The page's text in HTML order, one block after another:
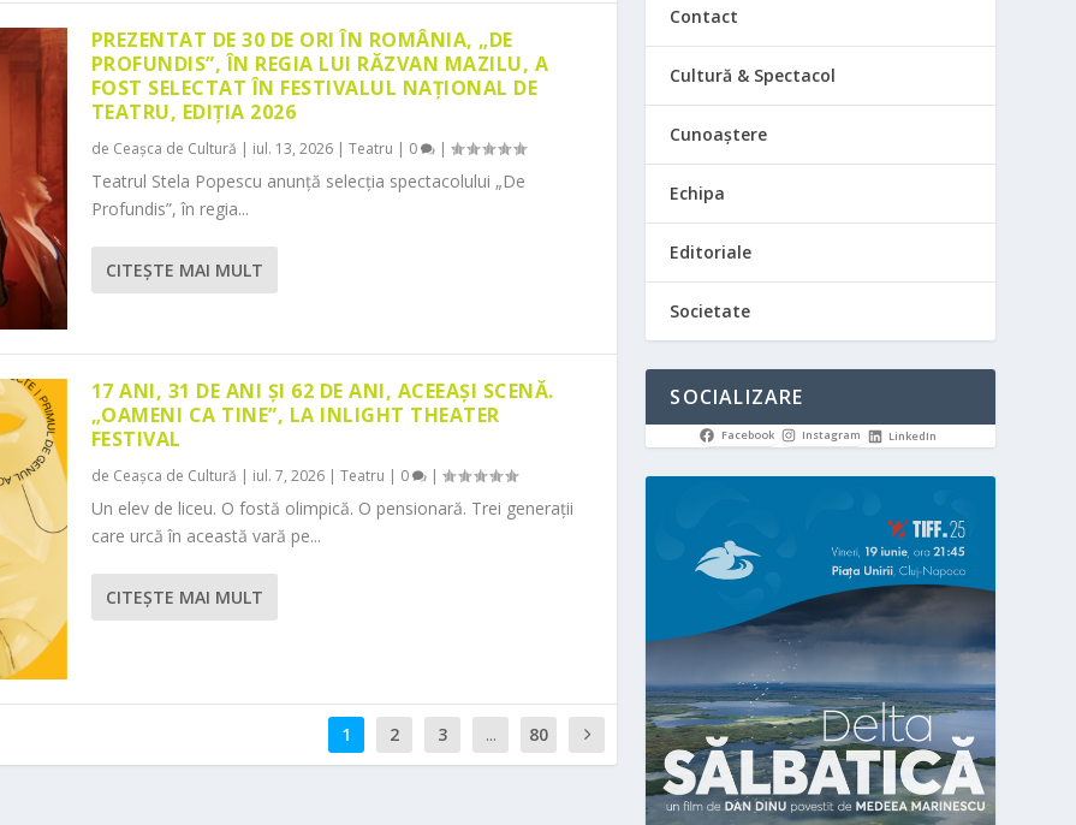
PREZENTAT DE 30 DE ORI ÎN ROMÂNIA, „DE
PROFUNDIS”, ÎN REGIA LUI RĂZVAN MAZILU, A
FOST SELECTAT ÎN FESTIVALUL NAȚIONAL DE
TEATRU, EDIȚIA 2026
de Ceașca de Cultură | iul. 13, 2026| Teatru | 0 |
Teatrul Stela Popescu anunță selecția spectacolului „De
Profundis”, în regia...
CITEŞTE MAI MULT
17 ANI, 31 DE ANI ȘI 62 DE ANI, ACEEAȘI SCENĂ.
„OAMENI CA TINE”, LA INLIGHT THEATER
FESTIVAL
de Ceașca de Cultură | iul. 7, 2026| Teatru | 0 |
Un elev de liceu. O fostă olimpică. O pensionară. Trei generații
care urcă în această vară pe...
CITEŞTE MAI MULT
1 2 3 ... 80
Contact
Cultură & Spectacol
Cunoaștere
Echipa
Editoriale
Societate
SOCIALIZARE
Facebook Instagram LinkedIn